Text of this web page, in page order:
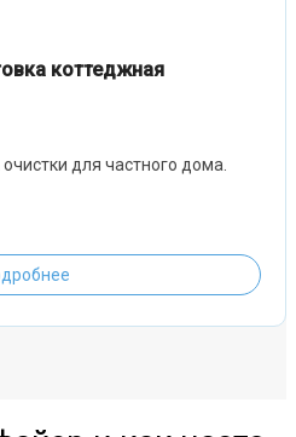
коттеджная
для частного дома.